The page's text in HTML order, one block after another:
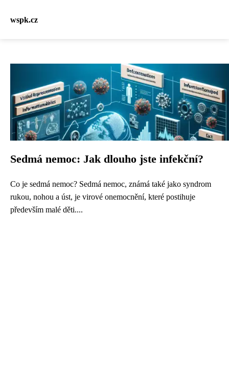
wspk.cz
Sedmá nemoc: Jak dlouho jste infekční?
Co je sedmá nemoc? Sedmá nemoc, známá také jako syndrom
rukou, nohou a úst, je virové onemocnění, které postihuje
především malé děti....